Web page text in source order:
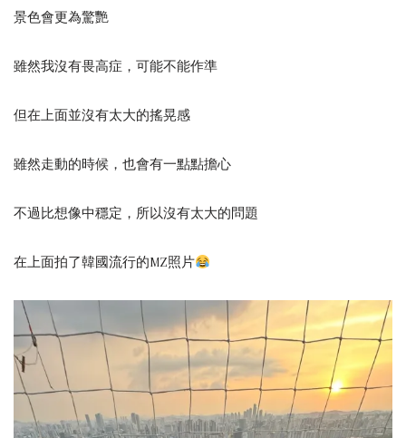
景色會更為驚艷
雖然我沒有畏高症，可能不能作準
但在上面並沒有太大的搖晃感
雖然走動的時候，也會有一點點擔心
不過比想像中穩定，所以沒有太大的問題
在上面拍了韓國流行的MZ照片